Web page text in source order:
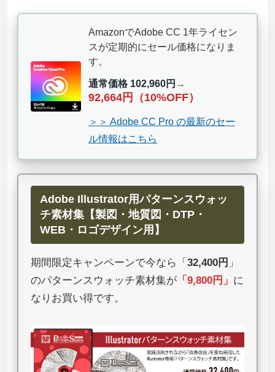
AmazonでAdobe CC 1年ライセン
スが定期的にセール価格になりま
す。
通常価格 102,960円 →
92,664円（10%OFF）
＞＞ Adobe CC Pro の最新のセー
ル情報はこちら
Adobe Illustrator用パターンスウォッ
チ素材集【製図・地質図・DTP・
WEB・ロゴデザイン用】
期間限定キャンペーンで今なら「 32,400円 」
のパターンスウォッチ素材集が 「 9,800円 」 に
なりお買い得です。